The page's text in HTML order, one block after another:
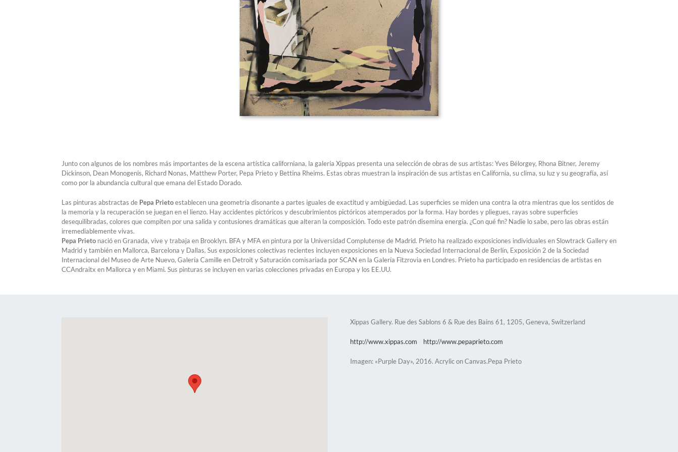
Junto con algunos de los nombres más importantes de la escena artística californiana, la galería Xippas presenta una selección de obras de sus artistas: Yves Bélorgey, Rhona Bitner, Jeremy
Dickinson, Dean Monogenis, Richard Nonas, Matthew Porter, Pepa Prieto y Bettina Rheims. Estas obras muestran la inspiración de sus artistas en California, su clima, su luz y su geografía, así
como por la abundancia cultural que emana del Estado Dorado.
Las pinturas abstractas de Pepa Prietoestablecen una geometría disonante a partes iguales de exactitud y ambigüedad. Las superficies se miden una contra la otra mientras que los sentidos de
la memoria y la recuperación se juegan en el lienzo. Hay accidentes pictóricos y descubrimientos pictóricos atemperados por la forma. Hay bordes y pliegues, rayas sobre superficies
desequilibradas, colores que compiten por una salida y contusiones dramáticas que alteran la composición. Todo este patrón disemina energía. ¿Con qué fin? Nadie lo sabe, pero las obras están
irremediablemente vivas.
Pepa Prieto nació en Granada, vive y trabaja en Brooklyn. BFA y MFA en pintura por la Universidad Complutense de Madrid. Prieto ha realizado exposiciones individuales en Slowtrack Gallery en
Madrid y también en Mallorca, Barcelona y Dallas. Sus exposiciones colectivas recientes incluyen exposiciones en la Nueva Sociedad Internacional de Berlín, Exposición 2 de la Sociedad
Internacional del Museo de Arte Nuevo, Galería Camille en Detroit y Saturación comisariada por SCAN en la Galería Fitzrovia en Londres. Prieto ha participado en residencias de artistas en
CCAndraitx en Mallorca y en Miami. Sus pinturas se incluyen en varias colecciones privadas en Europa y los EE.UU.
Xippas Gallery. Rue des Sablons 6 & Rue des Bains 61, 1205, Geneva, Switzerland
http://www.xippas.com http://www.pepaprieto.com
Imagen: «Purple Day», 2016. Acrylic on Canvas.Pepa Prieto